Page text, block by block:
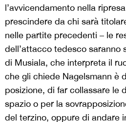
l’avvicendamento nella
prescindere da chi sarà
nelle partite precedenti – le
dell’attacco tedesco saranno
di Musiala, che interpreta il
che gli chiede Nagelsmann è
posizione, di far collassare le
spazio o per la
del terzino, oppure di andare